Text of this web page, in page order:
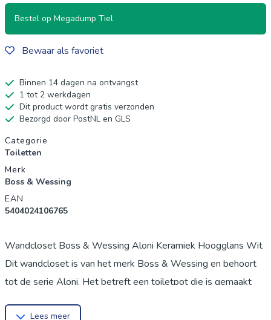
Bestel op Megadump Tiel
Bewaar als favoriet
Binnen 14 dagen na ontvangst
1 tot 2 werkdagen
Dit product wordt gratis verzonden
Bezorgd door PostNL en GLS
Productgegevens
Categorie
Toiletten
Merk
Boss & Wessing
EAN
5404024106765
Wandcloset Boss & Wessing Aloni Keramiek Hoogglans Wit
Dit wandcloset is van het merk Boss & Wessing en behoort
tot de serie Aloni. Het betreft een toiletpot die is gemaakt
Lees meer